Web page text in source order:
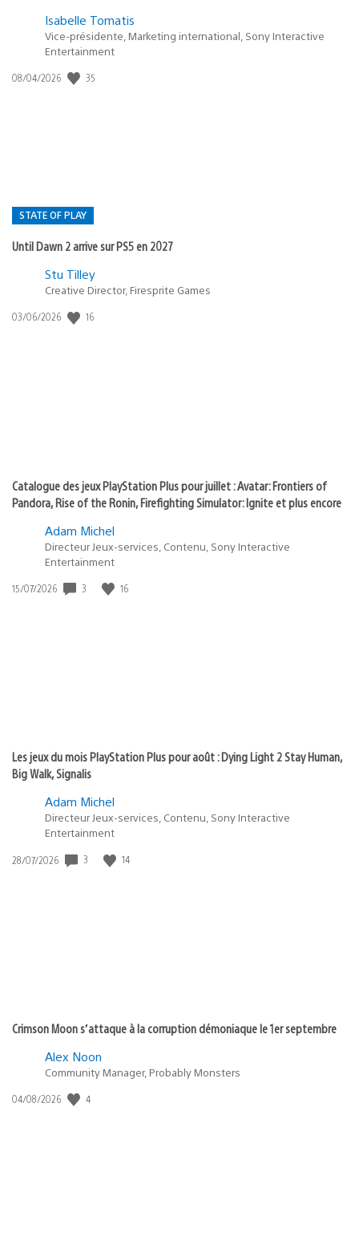
Isabelle Tomatis
Vice-présidente, Marketing international, Sony Interactive
Entertainment
Date
08/04/2026 35
STATE OF PLAY
Until Dawn 2 arrive sur PS5 en 2027
Postée
:
Stu Tilley
Creative Director, Firesprite Games
Date
03/06/2026 16
Catalogue des jeux PlayStation Plus pour juillet : Avatar: Frontiers of
Pandora, Rise of the Ronin, Firefighting Simulator: Ignite et plus encore
Adam Michel
Directeur Jeux-services, Contenu, Sony Interactive
Entertainment
Date
15/07/2026 3 16
Les jeux du mois PlayStation Plus pour août : Dying Light 2 Stay Human,
Big Walk, Signalis
Adam Michel
Directeur Jeux-services, Contenu, Sony Interactive
Entertainment
Date
28/07/2026 3 14
Crimson Moon s’attaque à la corruption démoniaque le 1er septembre
Alex Noon
Community Manager, Probably Monsters
Date
04/08/2026 4